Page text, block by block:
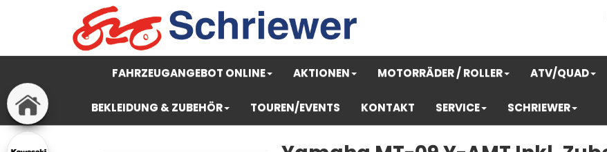
FAHRZEUGANGEBOT ONLINE AKTIONEN MOTORRÄDER / ROLLER ATV/QUAD
BEKLEIDUNG & ZUBEHÖR TOUREN/EVENTS KONTAKT SERVICE SCHRIEWER